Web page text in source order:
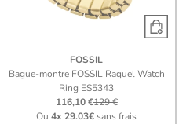
FOSSIL
Bague-montre FOSSIL Raquel Watch
Ring ES5343
116,10 €129 €
Ou4x 29.03€sans frais